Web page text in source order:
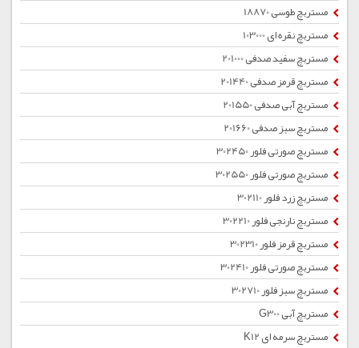
مستربچ طوسی 18870
مستربچ نقره ای 103000
مستربچ سفید صدفی 201000
مستربچ قرمز صدفی 201440
مستربچ آبی صدفی 201550
مستربچ سبز صدفی 201660
مستربچ صورتی فلور 302450
مستربچ صورتی فلور 302550
مستربچ زرد فلور 302110
مستربچ نارنجی فلور 302210
مستربچ قرمز فلور 302310
مستربچ صورتی فلور 302410
مستربچ سبز فلور 302710
مستربچ آبی G300
مستربچ سرمه ای K12